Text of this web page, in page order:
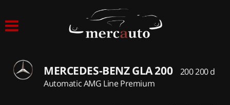
ACQUISTIAMO USATOMERCEDES-BENZ GLA 200
200 200 d
Automatic AMG Line Premium